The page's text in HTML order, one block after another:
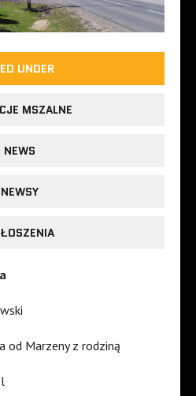
UNDER
MSZALNE
NEWS
NEWSY
od Marzeny z rodziną